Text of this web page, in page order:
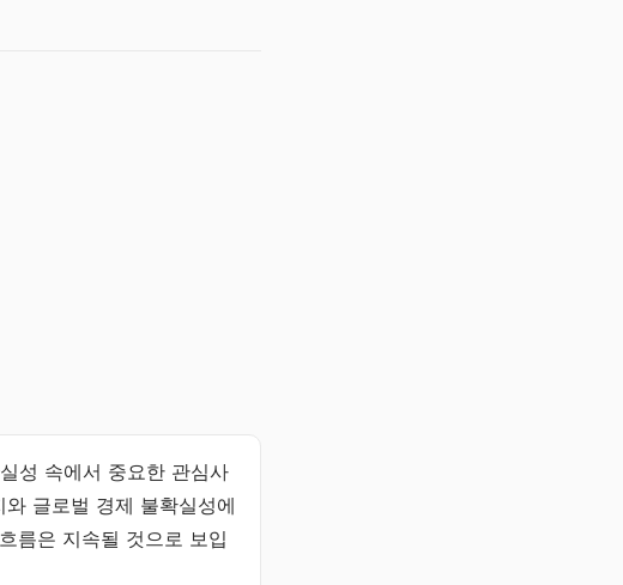
성 속에서 중요한 관심사
글로벌 경제 불확실성에
름은 지속될 것으로 보입